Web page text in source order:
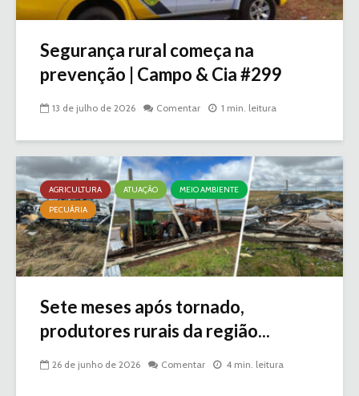
Segurança rural começa na
prevenção | Campo & Cia #299
13 de julho de 2026 Comentar 1 min. leitura
AGRICULTURA ATUAÇÃO
MEIO AMBIENTE
PECUÁRIA
Sete meses após tornado,
produtores rurais da região...
26 de junho de 2026 Comentar 4 min. leitura